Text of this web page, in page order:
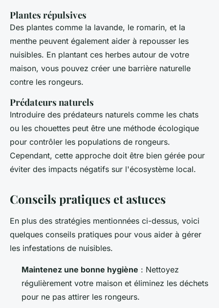
Plantes répulsives
Des plantes comme la lavande, le romarin, et la
menthe peuvent également aider à repousser les
nuisibles. En plantant ces herbes autour de votre
maison, vous pouvez créer une barrière naturelle
contre les rongeurs.
Prédateurs naturels
Introduire des prédateurs naturels comme les chats
ou les chouettes peut être une méthode écologique
pour contrôler les populations de rongeurs.
Cependant, cette approche doit être bien gérée pour
éviter des impacts négatifs sur l'écosystème local.
Conseils pratiques et astuces
En plus des stratégies mentionnées ci-dessus, voici
quelques conseils pratiques pour vous aider à gérer
les infestations de nuisibles.
Maintenez une bonne hygiène : Nettoyez
régulièrement votre maison et éliminez les déchets
pour ne pas attirer les rongeurs.